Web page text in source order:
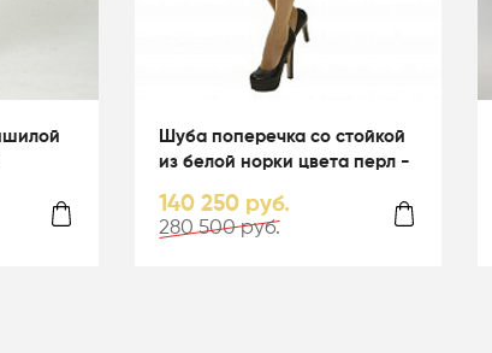
Шуба поперечка со стойкой
из белой норки цвета перл -
140 250 руб.
280 500 руб.